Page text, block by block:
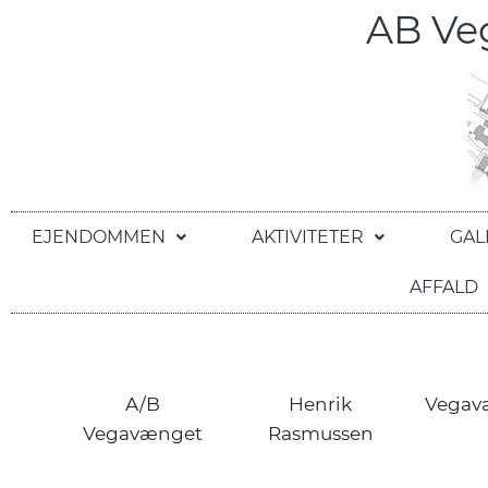
AB
EJENDOMMEN AKTIVITETER
AFFALD
A/B
Vegavænget
Henrik
Rasmussen